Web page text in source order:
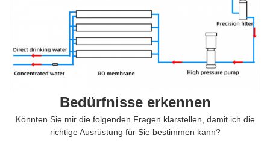
Bedürfnisse erkennen
Könnten Sie mir die folgenden Fragen klarstellen, damit ich die
richtige Ausrüstung für Sie bestimmen kann?